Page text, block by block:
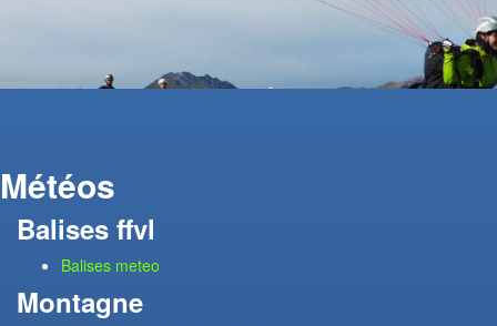
Météos
Balises ffvl
Balises meteo
Montagne